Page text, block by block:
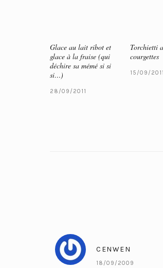
Glace au lait ribot et
glace à la fraise (qui
déchire sa mémé si si
si…)
28/09/2011
Torchietti
courgettes
15/09/2011
CENWEN
18/09/2009